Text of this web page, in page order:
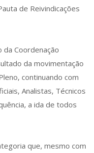
de Reivindicações
Coordenação
da movimentação
continuando com
Analistas, Técnicos
a ida de todos
que, mesmo com